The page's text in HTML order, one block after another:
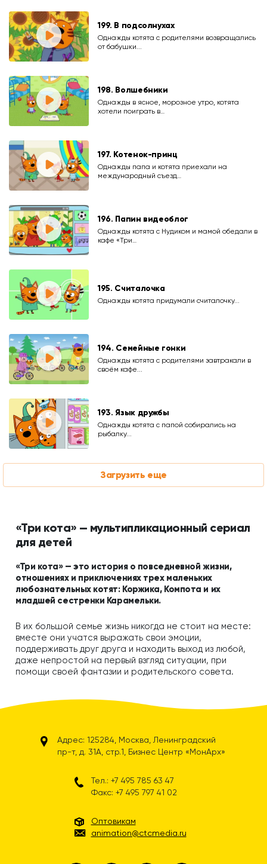
199. В подсолнухах
Однажды котята с родителями возвращались
от бабушки...
198. Волшебники
Однажды в ясное, морозное утро, котята
хотели поиграть в…
197. Котенок-принц
Однажды папа и котята приехали на
международный съезд…
196. Папин видеоблог
Однажды котята с Нудиком и мамой обедали в
кафе «Три…
195. Считалочка
Однажды котята придумали считалочку...
194. Семейные гонки
Однажды котята с родителями завтракали в
своём кафе...
193. Язык дружбы
Однажды котята с папой собирались на
рыбалку...
Загрузить еще
«Три кота» — мультипликационный сериал
для детей
«Три кота» — это история о повседневной жизни,
отношениях и приключениях трех маленьких
любознательных котят: Коржика, Компота и их
младшей сестренки Карамельки.
В их большой семье жизнь никогда не стоит на месте:
вместе они учатся выражать свои эмоции,
поддерживать друг друга и находить выход из любой,
даже непростой на первый взгляд ситуации, при
помощи своей фантазии и родительского совета.
Адрес: 125284, Москва, Ленинградский
пр-т, д. 31А, стр.1, Бизнес Центр «МонАрх»
Тел.: +7 495 785 63 47
Факс: +7 495 797 41 02
Оптовикам
animation@ctcmedia.ru